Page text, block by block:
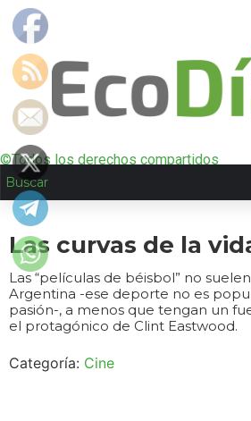
©Todos los derechos compartidos
Las curvas de la
Las “películas de béisbol” no
Argentina -ese deporte no es
pasión-, a menos que tengan un
el protagónico de Clint Eastwood.
Categoría: Cine